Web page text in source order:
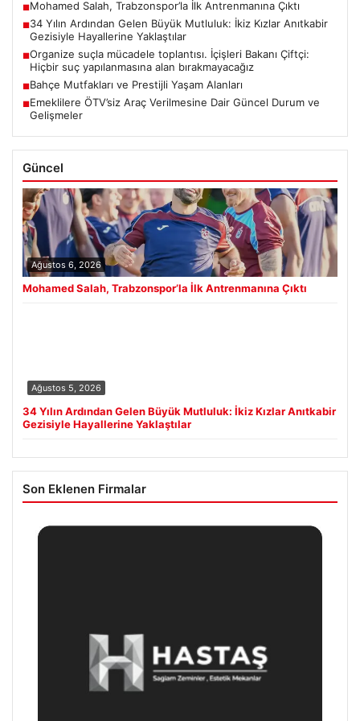
■Mohamed Salah, Trabzonspor’la İlk Antrenmanına Çıktı
■34 Yılın Ardından Gelen Büyük Mutluluk: İkiz Kızlar Anıtkabir
Gezisiyle Hayallerine Yaklaştılar
■Organize suçla mücadele toplantısı. İçişleri Bakanı Çiftçi:
Hiçbir suç yapılanmasına alan bırakmayacağız
■Bahçe Mutfakları ve Prestijli Yaşam Alanları
■Emeklilere ÖTV’siz Araç Verilmesine Dair Güncel Durum ve
Gelişmeler
Güncel
Ağustos 6, 2026
Mohamed Salah, Trabzonspor’la İlk Antrenmanına Çıktı
Ağustos 5, 2026
34 Yılın Ardından Gelen Büyük Mutluluk: İkiz Kızlar Anıtkabir
Gezisiyle Hayallerine Yaklaştılar
Son Eklenen Firmalar